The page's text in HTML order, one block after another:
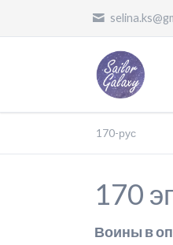
170-рус
170
Воины в